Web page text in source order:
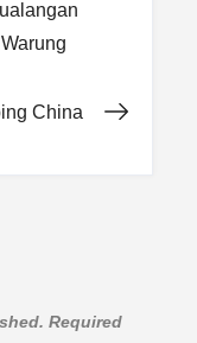
China
Required